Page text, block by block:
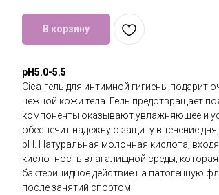
В корзину
рН5.0-5.5
Cica-гель для интимной гигиены подарит
нежной кожи тела. Гель предотвращает
компоненты оказывают увлажняющее и
обеспечит надежную защиту в течение
pH. Натуральная молочная кислота,
кислотность влагалищной среды,
бактерицидное действие на патогенную
после занятий спортом.